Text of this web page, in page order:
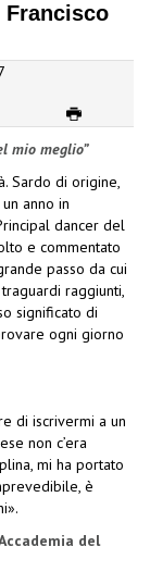
Francisco
mio meglio”
Sardo di origine,
anno in
dancer del
e commentato
passo da cui
raggiunti,
significato di
ogni giorno
di iscrivermi a un
non c’era
mi ha portato
è
del